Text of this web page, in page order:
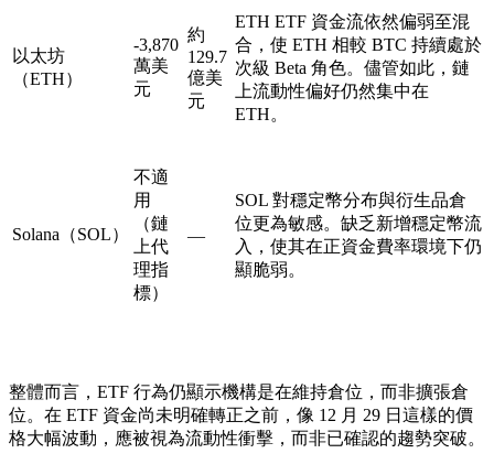
以太坊
（ETH）
-3,870
萬美
元
約
129.7
億美
元
ETH ETF 資金流依然偏弱至混
合，使 ETH 相較 BTC 持續處於
次級 Beta 角色。儘管如此，鏈
上流動性偏好仍然集中在
ETH。
Solana（SOL）
不適
用
（鏈
上代
理指
標）
—
SOL 對穩定幣分布與衍生品倉
位更為敏感。缺乏新增穩定幣流
入，使其在正資金費率環境下仍
顯脆弱。
整體而言，ETF 行為仍顯示機構是在維持倉位，而非擴張倉
位。在 ETF 資金尚未明確轉正之前，像 12 月 29 日這樣的價
格大幅波動，應被視為流動性衝擊，而非已確認的趨勢突破。